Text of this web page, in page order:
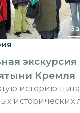
Кремля
историю
исторических